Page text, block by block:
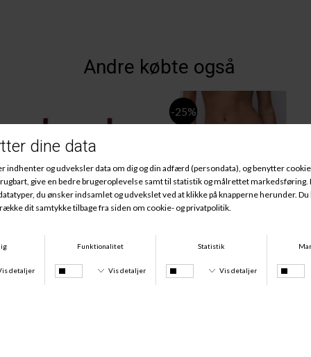
Andre købte også
DKK 669,95
-25%
Bikini Tanga Tie, Lagoon And Tie Dye
DKK 299,95DKK 224,96